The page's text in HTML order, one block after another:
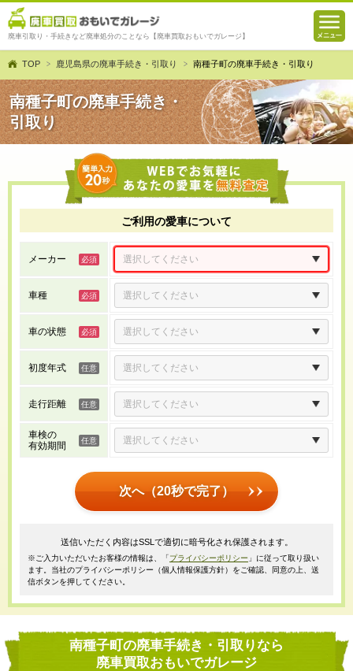
廃車引取り・手続きなど廃車処分のことなら【廃車買取おもいでガレージ】
TOP 鹿児島県の廃車手続き・引取り 南種子町の廃車手続き・引取り
南種子町の廃車手続き・
引取り
ご利用の愛車について
メーカー
車種
車の状態
初度年式
走行距離
車検の
有効期間
次へ（20秒で完了）
送信いただく内容はSSLで適切に暗号化され保護されます。
※ご入力いただいたお客様の情報は、「プライバシーポリシー 」に従って取り扱い
ます。当社のプライバシーポリシー（個人情報保護方針）をご確認、同意の上、送
信ボタンを押してください。
南種子町の廃車手続き・引取りなら
廃車買取おもいでガレージ